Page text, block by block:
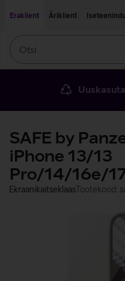
Eraklient
Äriklient
SAFE by
iPhone 13/13
Pro/14/16e/
EkraanikaitseklaasTootekood: